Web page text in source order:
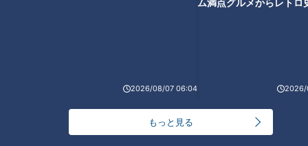
2026/08/07 06:04
ム満点グルメからレトロ
2026/
もっと見る
初めてのサバではなく「これ、食べたことあった！」と言い、
さらに三田は、「タコ串」と「塩ソフト」も購入。「タコの吸
盤が口にぶっ刺さってめっちゃおいしい」といつものように独